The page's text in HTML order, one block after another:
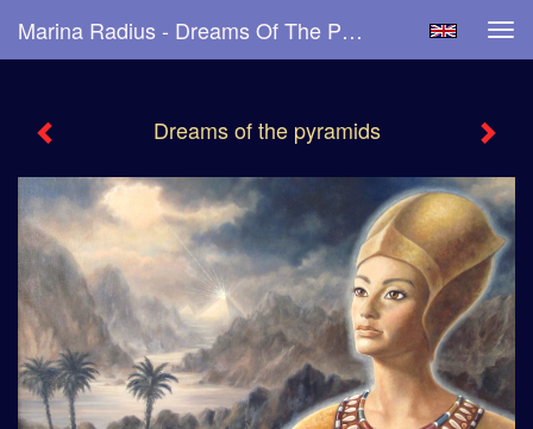
Marina Radius - Dreams Of The Pyramids
Dreams of the pyramids